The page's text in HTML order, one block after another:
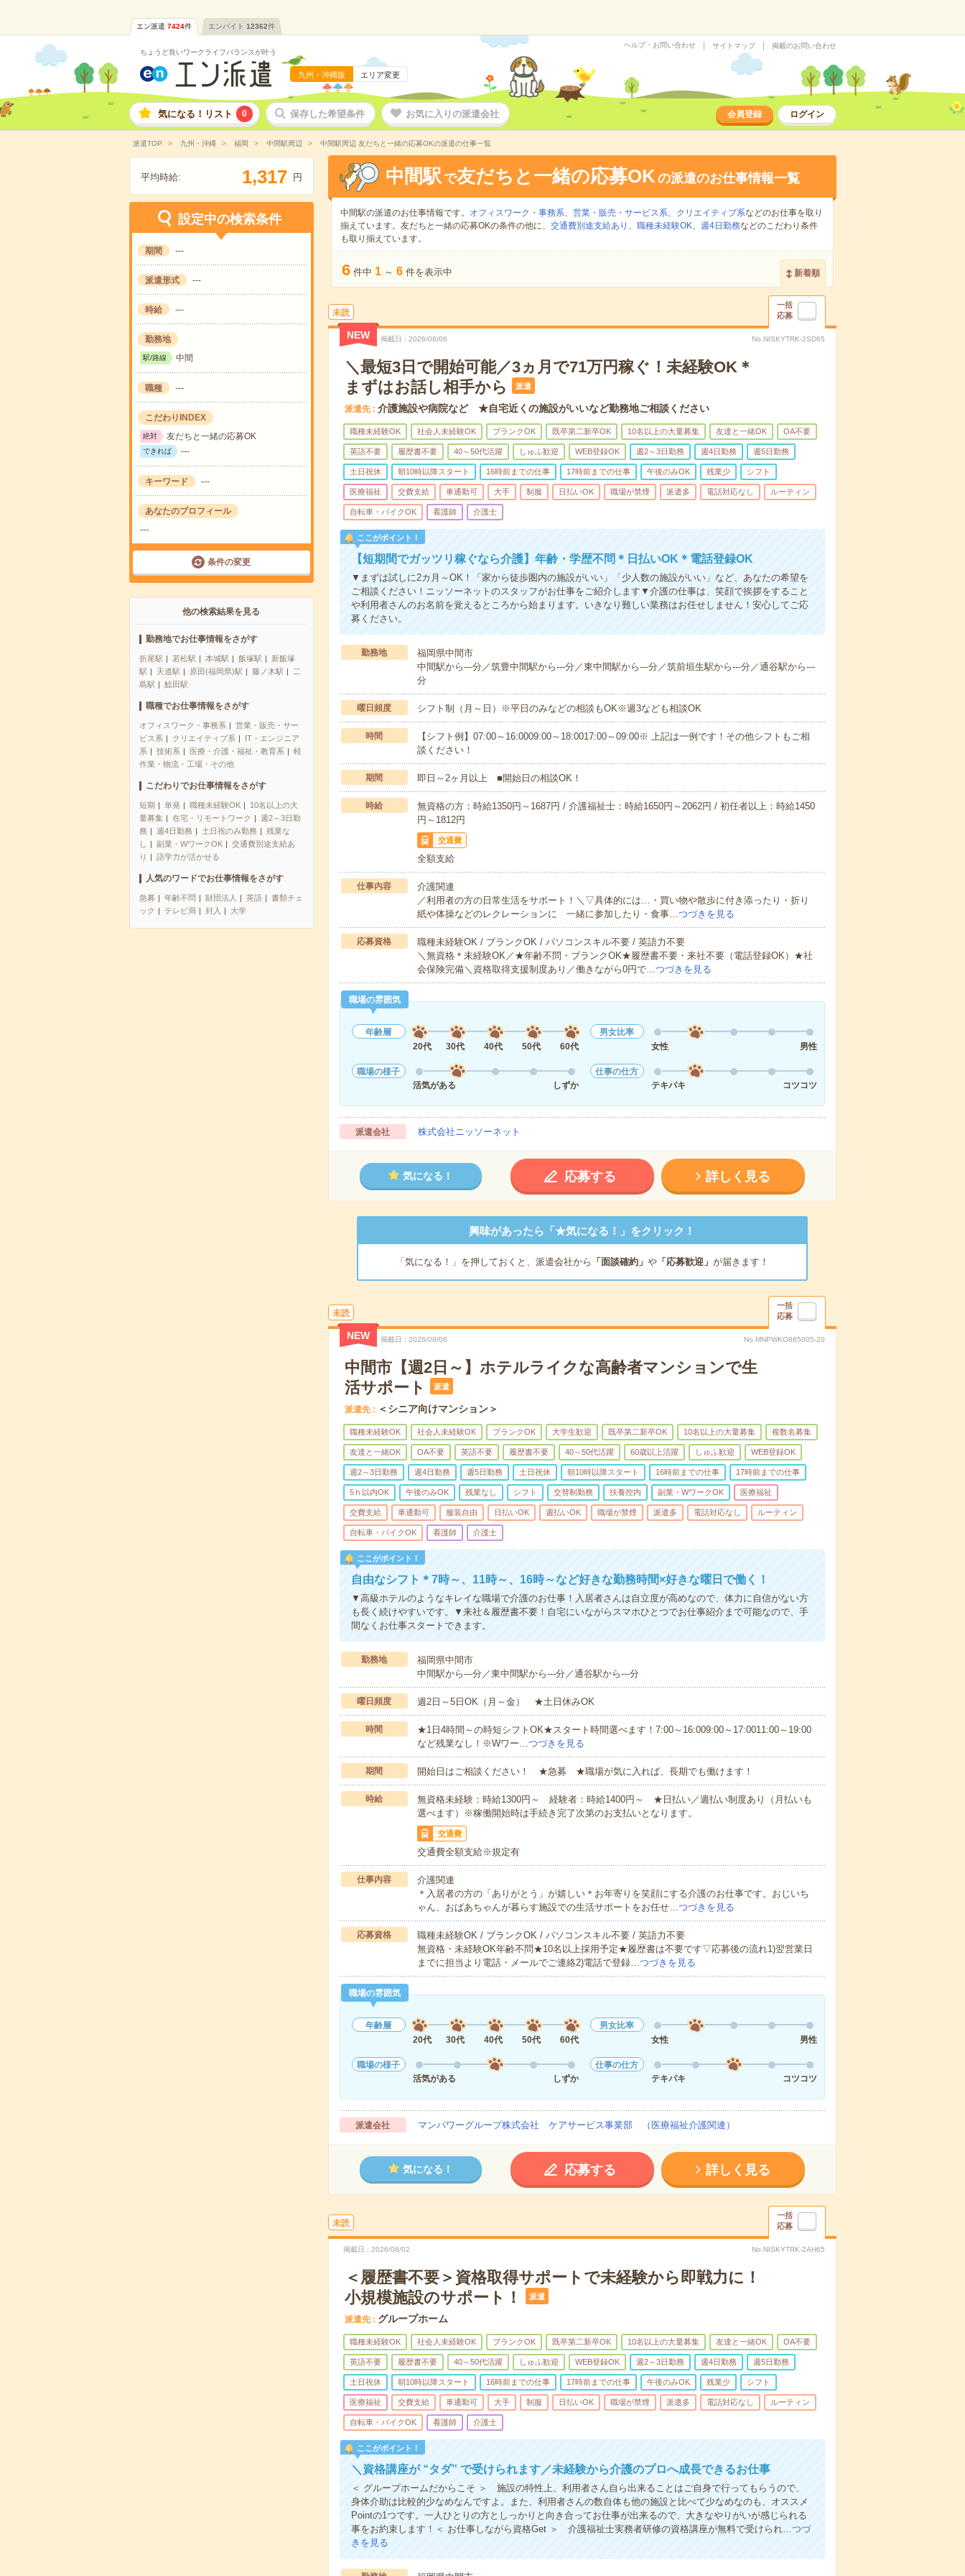
エン派遣 7424件 エンバイト 12362件
ちょうど良いワークライフバランスが叶う
九州・沖縄版 エリア変更
ヘルプ・お問い合わせ サイトマップ 掲載のお問い合わせ
気になる！リスト 0 保存した希望条件 お気に入りの派遣会社 会員登録 ログイン
派遣TOP 九州・沖縄 福岡 中間駅周辺 中間駅周辺 友だちと一緒の応募OKの派遣の仕事一覧
平均時給: 1,317 円
設定中の検索条件
期間 ---
派遣形式 ---
時給 ---
勤務地
駅/路線 中間
職種 ---
こだわりINDEX
絶対 友だちと一緒の応募OK
できれば ---
キーワード ---
あなたのプロフィール
---
条件の変更
他の検索結果を見る
勤務地でお仕事情報をさがす
折尾駅 若松駅 本城駅 飯塚駅
新飯塚
駅
天道駅 原田(福岡県)駅 藤ノ木駅
二
島駅
鯰田駅
職種でお仕事情報をさがす
オフィスワーク・事務系
営業・販売・サー
ビス系
クリエイティブ系
IT・エンジニア
系
技術系 医療・介護・福祉・教育系
軽
作業・物流・工場・その他
こだわりでお仕事情報をさがす
短期 単発 職種未経験OK
10名以上の大
量募集
在宅・リモートワーク
週2～3日勤
務
週4日勤務 土日祝のみ勤務
残業な
し
副業・WワークOK
交通費別途支給あ
り
語学力が活かせる
人気のワードでお仕事情報をさがす
急募 年齢不問 財団法人 英語
書類チェ
ック
テレビ局 封入 大学
中間駅 で友だちと一緒の応募OKの派遣のお仕事情報一覧
中間駅の派遣のお仕事情報です。 オフィスワーク・事務系、 営業・販売・サービス系、 クリエイティブ系などのお仕事を取り
揃えています。友だちと一緒の応募OKの条件の他に、 交通費別途支給あり 、 職種未経験OK、 週4日勤務などのこだわり条件
も取り揃えています。
6 件中 1 ～ 6 件を表示中 新着順
未読
一括
応募
NEW 掲載日 2026/08/06 No.NISKYTRK-2SD65
＼最短3日で開始可能／3ヵ月で71万円稼ぐ！未経験OK＊
まずはお話し相手から
派遣
派遣先 介護施設や病院など ★自宅近くの施設がいいなど勤務地ご相談ください
職種未経験OK 社会人未経験OK ブランクOK 既卒第二新卒OK 10名以上の大量募集 友達と一緒OK OA不要
英語不要 履歴書不要 40～50代活躍 しゅふ歓迎 WEB登録OK 週2～3日勤務 週4日勤務 週5日勤務
土日祝休 朝10時以降スタート 16時前までの仕事 17時前までの仕事 午後のみOK 残業少 シフト
医療福祉 交費支給 車通勤可 大手 制服 日払いOK 職場が禁煙 派遣多 電話対応なし ルーティン
自転車・バイクOK 看護師 介護士
ここがポイント！
【短期間でガッツリ稼ぐなら介護】年齢・学歴不問＊日払いOK＊電話登録OK
▼まずは試しに2カ月～OK！「家から徒歩圏内の施設がいい」「少人数の施設がいい」など、あなたの希望を
ご相談ください！ニッソーネットのスタッフがお仕事をご紹介します▼介護の仕事は、笑顔で挨拶をすること
や利用者さんのお名前を覚えるところから始まります。いきなり難しい業務はお任せしません！安心してご応
募ください。
勤務地
福岡県中間市
中間駅から---分／筑豊中間駅から---分／東中間駅から---分／筑前垣生駅から---分／通谷駅から---
分
曜日頻度 シフト制（月～日）※平日のみなどの相談もOK※週3なども相談OK
時間
【シフト例】07:00～16:0009:00～18:0017:00～09:00※ 上記は一例です！その他シフトもご相
談ください！
期間 即日～2ヶ月以上 ■開始日の相談OK！
時給
無資格の方：時給1350円～1687円 / 介護福祉士：時給1650円～2062円 / 初任者以上：時給1450
円～1812円
交通費
全額支給
仕事内容
介護関連
／利用者の方の日常生活をサポート！＼▽具体的には…・買い物や散歩に付き添ったり・折り
紙や体操などのレクレーションに 一緒に参加したり・食事…つづきを見る
応募資格
職種未経験OK / ブランクOK / パソコンスキル不要 / 英語力不要
＼無資格＊未経験OK／★年齢不問・ブランクOK★履歴書不要・来社不要（電話登録OK）★社
会保険完備＼資格取得支援制度あり／働きながら0円で…つづきを見る
職場の雰囲気
年齢層
20代
30代 40代 50代 60代
男女比率
女性
男性
職場の様子
活気がある
しずか
仕事の仕方
テキパキ
コツコツ
派遣会社 株式会社ニッソーネット
気になる！ 応募する 詳しく見る
興味があったら「★気になる！」をクリック！
「気になる！」を押しておくと、派遣会社から 「面談確約」 や「応募歓迎」 が届きます！
未読
一括
応募
NEW 掲載日 2026/08/06 No.MNPWKO865005-20
中間市【週2日～】ホテルライクな高齢者マンションで生
活サポート
派遣
派遣先 ＜シニア向けマンション＞
職種未経験OK 社会人未経験OK ブランクOK 大学生歓迎 既卒第二新卒OK 10名以上の大量募集 複数名募集
友達と一緒OK OA不要 英語不要 履歴書不要 40～50代活躍 60歳以上活躍 しゅふ歓迎 WEB登録OK
週2～3日勤務 週4日勤務 週5日勤務 土日祝休 朝10時以降スタート 16時前までの仕事 17時前までの仕事
5ｈ以内OK 午後のみOK 残業なし シフト 交替制勤務 扶養控内 副業・WワークOK 医療福祉
交費支給 車通勤可 服装自由 日払いOK 週払いOK 職場が禁煙 派遣多 電話対応なし ルーティン
自転車・バイクOK 看護師 介護士
ここがポイント！
自由なシフト＊7時～、11時～、16時～など好きな勤務時間×好きな曜日で働く！
▼高級ホテルのようなキレイな職場で介護のお仕事！入居者さんは自立度が高めなので、体力に自信がない方
も長く続けやすいです。▼来社＆履歴書不要！自宅にいながらスマホひとつでお仕事紹介まで可能なので、手
間なくお仕事スタートできます。
勤務地
福岡県中間市
中間駅から---分／東中間駅から---分／通谷駅から---分
曜日頻度 週2日～5日OK（月～金） ★土日休みOK
時間
★1日4時間～の時短シフトOK★スタート時間選べます！7:00～16:009:00～17:0011:00～19:00
など残業なし！※Wワー…つづきを見る
期間 開始日はご相談ください！ ★急募 ★職場が気に入れば、長期でも働けます！
時給
無資格未経験：時給1300円～ 経験者：時給1400円～ ★日払い／週払い制度あり（月払いも
選べます）※稼働開始時は手続き完了次第のお支払いとなります。
交通費
交通費全額支給※規定有
仕事内容
介護関連
＊入居者の方の「ありがとう」が嬉しい＊お年寄りを笑顔にする介護のお仕事です。おじいち
ゃん、おばあちゃんが暮らす施設での生活サポートをお任せ…つづきを見る
応募資格
職種未経験OK / ブランクOK / パソコンスキル不要 / 英語力不要
無資格・未経験OK年齢不問★10名以上採用予定★履歴書は不要です▽応募後の流れ1)翌営業日
までに担当より電話・メールでご連絡2)電話で登録…つづきを見る
職場の雰囲気
年齢層
20代
30代 40代 50代 60代
男女比率
女性
男性
職場の様子
活気がある
しずか
仕事の仕方
テキパキ
コツコツ
派遣会社 マンパワーグループ株式会社 ケアサービス事業部 （医療福祉介護関連）
気になる！ 応募する 詳しく見る
未読
一括
応募
掲載日 2026/08/02 No.NISKYTRK-2AH65
＜履歴書不要＞資格取得サポートで未経験から即戦力に！
小規模施設のサポート！
派遣
派遣先 グループホーム
職種未経験OK 社会人未経験OK ブランクOK 既卒第二新卒OK 10名以上の大量募集 友達と一緒OK OA不要
英語不要 履歴書不要 40～50代活躍 しゅふ歓迎 WEB登録OK 週2～3日勤務 週4日勤務 週5日勤務
土日祝休 朝10時以降スタート 16時前までの仕事 17時前までの仕事 午後のみOK 残業少 シフト
医療福祉 交費支給 車通勤可 大手 制服 日払いOK 職場が禁煙 派遣多 電話対応なし ルーティン
自転車・バイクOK 看護師 介護士
ここがポイント！
＼資格講座が “タダ” で受けられます／未経験から介護のプロへ成長できるお仕事
＜ グループホームだからこそ ＞ 施設の特性上、利用者さん自ら出来ることはご自身で行ってもらうので、
身体介助は比較的少なめなんですよ。また、利用者さんの数自体も他の施設と比べて少なめなのも、オススメ
Pointの1つです。一人ひとりの方としっかりと向き合ってお仕事が出来るので、大きなやりがいが感じられる
事をお約束します！＜ お仕事しながら資格Get ＞ 介護福祉士実務者研修の資格講座が無料で受けられ…つづ
きを見る